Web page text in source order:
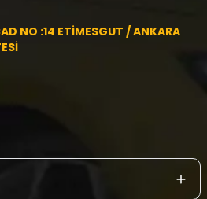
NO :14 ETİMESGUT / ANKARA